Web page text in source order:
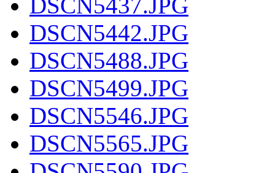
DSCN5437.JPG
DSCN5442.JPG
DSCN5488.JPG
DSCN5499.JPG
DSCN5546.JPG
DSCN5565.JPG